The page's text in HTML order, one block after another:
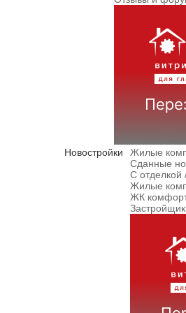
Новостройки
Жилые
Сданные
С отделкой
Жилые
ЖК